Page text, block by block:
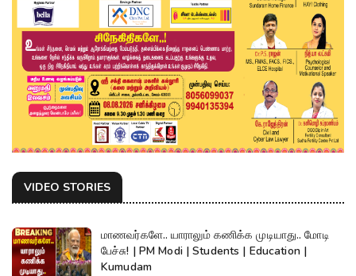
VIDEO STORIES
மாணவர்களே.. யாராலும் கணிக்க முடியாது.. மோடி
பேச்சு! | PM Modi | Students | Education |
Kumudam